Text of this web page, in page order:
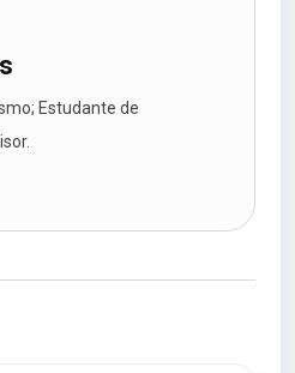
Estudante de